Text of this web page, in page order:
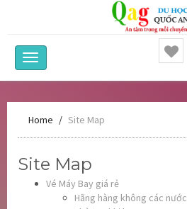
Home Site Map
Site Map
Vé Máy Bay giá rẻ
Hãng hàng không các nước